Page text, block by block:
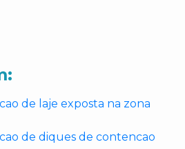
de laje exposta na zona
de diques de contencao